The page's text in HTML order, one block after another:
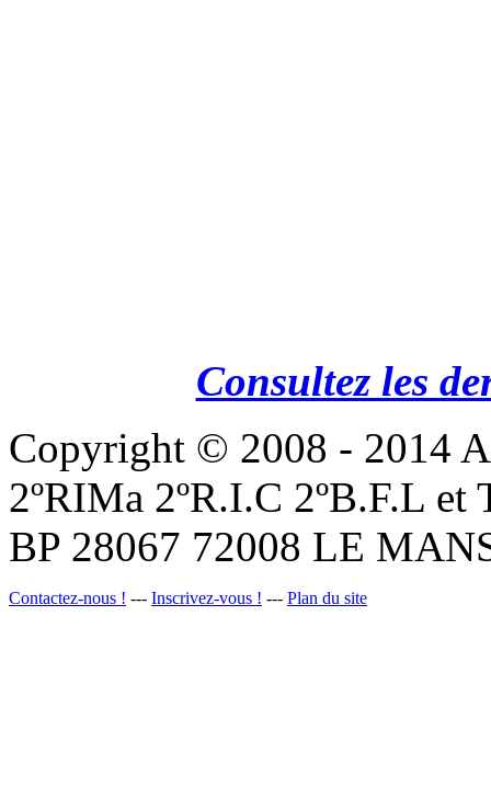
Consultez les
Copyright © 2008 - 2014
2ºRIMa 2ºR.I.C 2ºB.F.L
BP 28067 72008 LE
Contactez-nous ! --- Inscrivez-vous ! --- Plan du site